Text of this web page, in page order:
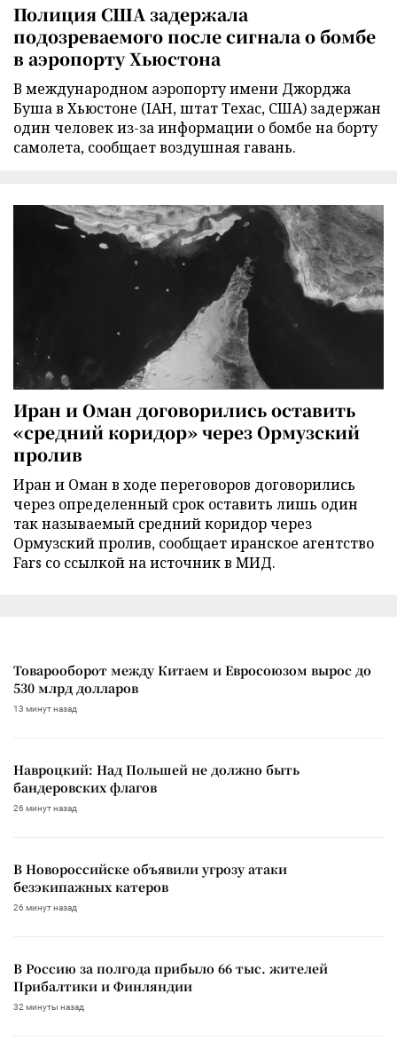
Полиция США задержала
подозреваемого после сигнала о бомбе
в аэропорту Хьюстона
В международном аэропорту имени Джорджа
Буша в Хьюстоне (IAH, штат Техас, США) задержан
один человек из-за информации о бомбе на борту
самолета, сообщает воздушная гавань.
Иран и Оман договорились оставить
«средний коридор» через Ормузский
пролив
Иран и Оман в ходе переговоров договорились
через определенный срок оставить лишь один
так называемый средний коридор через
Ормузский пролив, сообщает иранское агентство
Fars со ссылкой на источник в МИД.
Товарооборот между Китаем и Евросоюзом вырос до
530 млрд долларов
13 минут назад
Навроцкий: Над Польшей не должно быть
бандеровских флагов
26 минут назад
В Новороссийске объявили угрозу атаки
безэкипажных катеров
26 минут назад
В Россию за полгода прибыло 66 тыс. жителей
Прибалтики и Финляндии
32 минуты назад